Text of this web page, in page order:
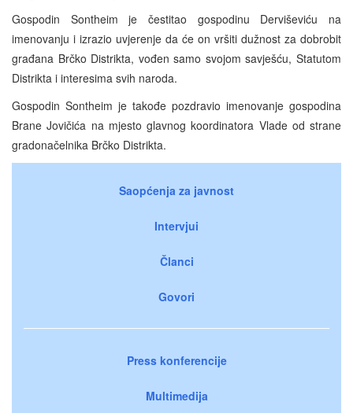
Gospodin Sontheim je čestitao gospodinu Derviševiću na
imenovanju i izrazio uvjerenje da će on vršiti dužnost za dobrobit
građana Brčko Distrikta, vođen samo svojom savješću, Statutom
Distrikta i interesima svih naroda.
Gospodin Sontheim je takođe pozdravio imenovanje gospodina
Brane Jovičića na mjesto glavnog koordinatora Vlade od strane
gradonačelnika Brčko Distrikta.
Saopćenja za javnost
Intervjui
Članci
Govori
Press konferencije
Multimedija